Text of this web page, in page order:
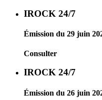
IROCK 24/7
Émission du 29 juin
Consulter
IROCK 24/7
Émission du 26 juin